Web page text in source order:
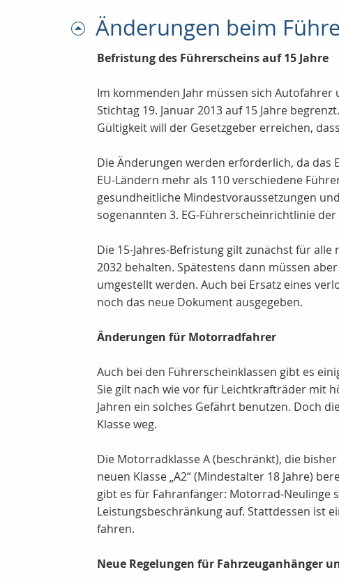
Änderungen beim
Befristung des Führerscheins auf 15 Jahre
Im kommenden Jahr müssen sich
Stichtag 19. Januar 2013 auf 15 Jahre
Gültigkeit will der Gesetzgeber erreichen,
Die Änderungen werden erforderlich, da das
EU-Ländern mehr als 110 verschiedene
gesundheitliche Mindestvoraussetzungen
sogenannten 3. EG-Führerscheinrichtlinie
Die 15-Jahres-Befristung gilt zunächst für
2032 behalten. Spätestens dann müssen
umgestellt werden. Auch bei Ersatz eines
noch das neue Dokument ausgegeben.
Änderungen für Motorradfahrer
Auch bei den Führerscheinklassen gibt es
Sie gilt nach wie vor für Leichtkrafträder mit
Jahren ein solches Gefährt benutzen. Doch
Klasse weg.
Die Motorradklasse A (beschränkt), die
neuen Klasse „A2“ (Mindestalter 18 Jahre)
gibt es für Fahranfänger: Motorrad-Neulinge
Leistungsbeschränkung auf. Stattdessen ist
fahren.
Neue Regelungen für Fahrzeuganhänger